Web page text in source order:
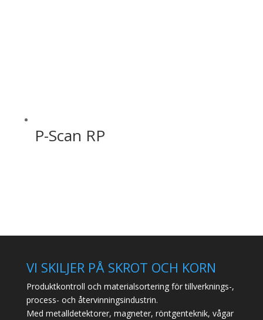
P-Scan RP
VI SKILJER PÅ SKROT OCH KORN
Produktkontroll och materialsortering för tillverknings-,
process- och återvinningsindustrin.
Med metalldetektorer, magneter, röntgenteknik, vågar